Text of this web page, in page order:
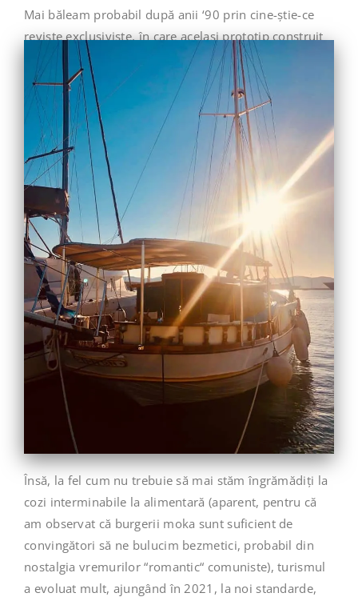
Mai băleam probabil după anii ‘90 prin cine-știe-ce
reviste exclusiviste, în care același prototip construit
anterior ni se povestea în continuare.
Însă, la fel cum nu trebuie să mai stăm îngrămădiți la
cozi interminabile la alimentară (aparent, pentru că
am observat că burgerii moka sunt suficient de
convingători să ne bulucim bezmetici, probabil din
nostalgia vremurilor “romantic“ comuniste), turismul
a evoluat mult, ajungând în 2021, la noi standarde,